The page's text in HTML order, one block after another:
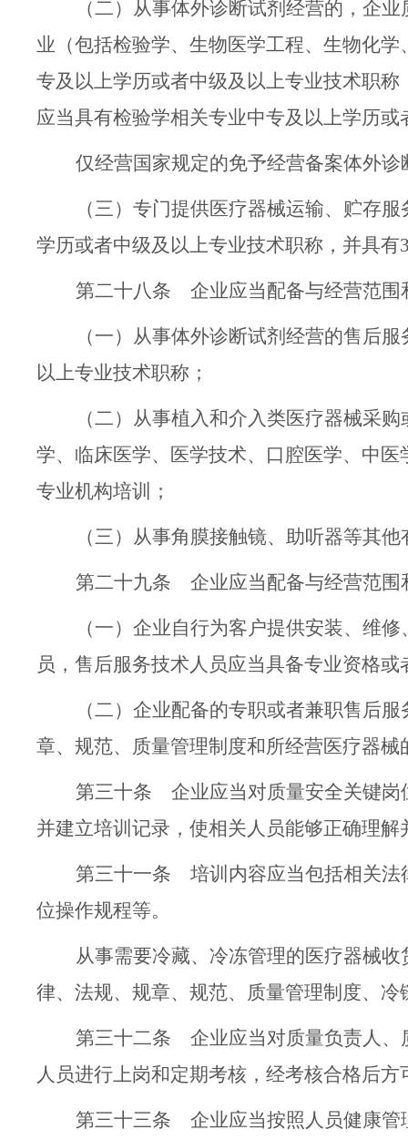
（二） 从事体外诊断试剂 经营的 ，企业
业（包括检验学、生物医学工程、生物化
专及以上学历或者中级及以上专业技术职称
应当具有检验学相关专业中专及 以上学历或
仅经营国家规定的免予经营备案体外诊
（三） 专门提供医疗器械运输、贮存服
学历或者中级及以上专业技术职称， 并具有
第二十八条 企业应当配备与经营范
（一）从事体外诊断试剂经营的售后
以上专业技术职称；
（二）从事植入和介入类医疗器械采购
学、临床医学、医学技术、口腔医学、中医
专业机构培训；
（三）从事角膜接触镜、助听器等其
第二十九条 企业应当配备与经营范
（一） 企业自行为客户提供安装、维
员 ， 售后服务技术人员应当具备专业资格
（二）企业配备的专职或者兼职售后服
章、规范、 质量管理制度和所经营医疗器械
第三十条 企业应当对质量安全关键岗
并建立培训记录，使相关人员能够正确理解
第三十一条 培训内容应当包括相关法
位操作规程等。
从事需要冷藏、冷冻管理的医疗器械
律、法规、 规章、 规范、 质量管理制度、冷
第三十二条 企业应当对质量负责人
人员进行上岗和定期考核，经考核合格后
第三十三条 企业应当按照人员健康